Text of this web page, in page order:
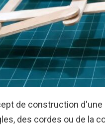
de construction
des cordes ou de la